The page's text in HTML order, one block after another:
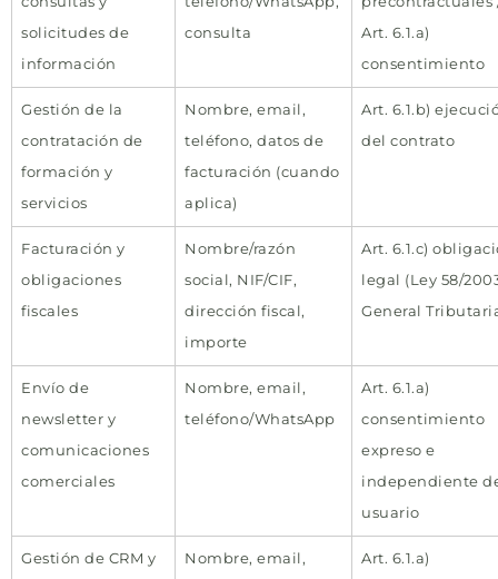
solicitudes de
información
consulta
Art. 6.1.a)
consentimiento
Gestión de la
contratación de
formación y
servicios
Nombre, email,
teléfono, datos de
facturación (cuando
aplica)
Art. 6.1.b)
del contrato
Facturación y
obligaciones
fiscales
Nombre/razón
social, NIF/CIF,
dirección fiscal,
importe
Art. 6.1.c)
legal (Ley 58/
General
Envío de
newsletter y
comunicaciones
comerciales
Nombre, email,
teléfono/WhatsApp
Art. 6.1.a)
consentimiento
expreso e
independiente
usuario
Gestión de CRM y
Nombre, email,
Art. 6.1.a)